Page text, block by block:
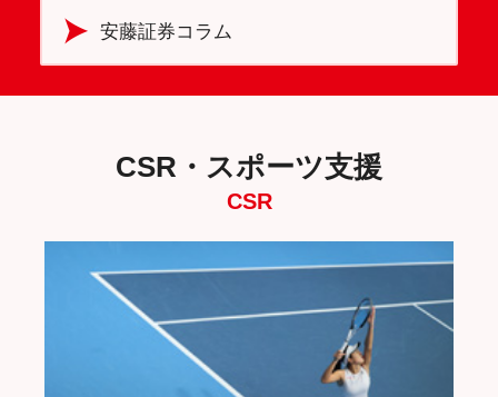
安藤証券コラム
CSR・スポーツ支援
CSR